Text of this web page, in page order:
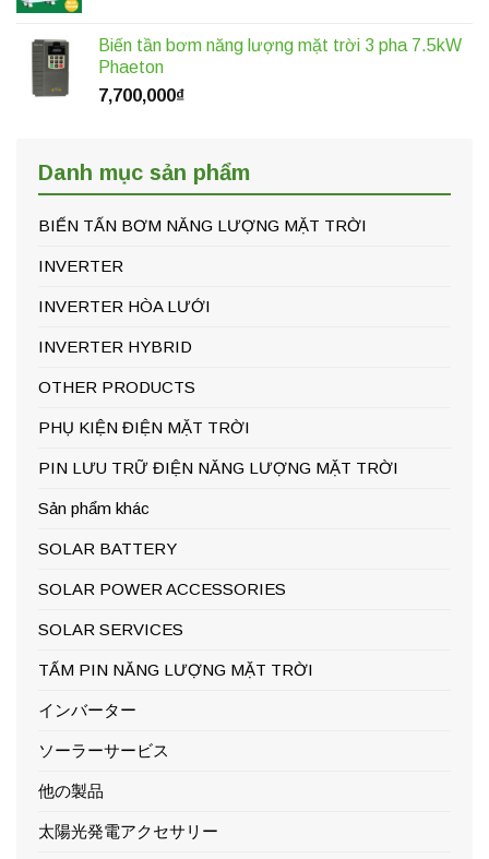
Biến tần bơm năng lượng mặt trời 3 pha 7.5kW
Phaeton
7,700,000₫
Danh mục sản phẩm
BIẾN TẤN BƠM NĂNG LƯỢNG MẶT TRỜI
INVERTER
INVERTER HÒA LƯỚI
INVERTER HYBRID
OTHER PRODUCTS
PHỤ KIỆN ĐIỆN MẶT TRỜI
PIN LƯU TRỮ ĐIỆN NĂNG LƯỢNG MẶT TRỜI
Sản phẩm khác
SOLAR BATTERY
SOLAR POWER ACCESSORIES
SOLAR SERVICES
TẤM PIN NĂNG LƯỢNG MẶT TRỜI
インバーター
ソーラーサービス
他の製品
太陽光発電アクセサリー